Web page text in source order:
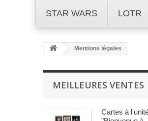
STAR WARS LOTR
Mentions légales
MEILLEURES VENTES
Cartes à